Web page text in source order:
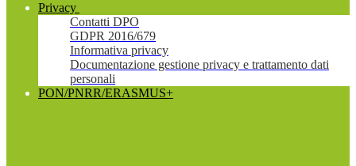
Privacy
Contatti DPO
GDPR 2016/679
Informativa privacy
Documentazione gestione privacy e trattamento dati
personali
PON/PNRR/ERASMUS+